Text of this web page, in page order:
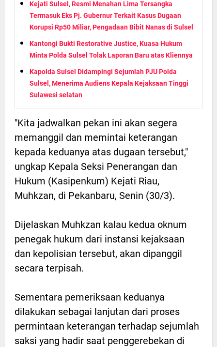
Kejati Sulsel, Resmi Menahan Lima Tersangka
Termasuk Eks Pj. Gubernur Terkait Kasus Dugaan
Korupsi Rp50 Miliar, Pengadaan Bibit Nanas di Sulsel
Kantongi Bukti Restorative Justice, Kuasa Hukum
Minta Polda Sulsel Tolak Laporan Baru atas Kliennya
Kapolda Sulsel Didampingi Sejumlah PJU Polda
Sulsel, Menerima Audiens Kepala Kejaksaan Tinggi
Sulawesi selatan
"Kita jadwalkan pekan ini akan segera
memanggil dan memintai keterangan
kepada keduanya atas dugaan tersebut,"
ungkap Kepala Seksi Penerangan dan
Hukum (Kasipenkum) Kejati Riau,
Muhkzan, di Pekanbaru, Senin (30/3).
Dijelaskan Muhkzan kalau kedua oknum
penegak hukum dari instansi kejaksaan
dan kepolisian tersebut, akan dipanggil
secara terpisah.
Sementara pemeriksaan keduanya
dilakukan sebagai lanjutan dari proses
permintaan keterangan terhadap sejumlah
saksi yang hadir saat penggerebekan di